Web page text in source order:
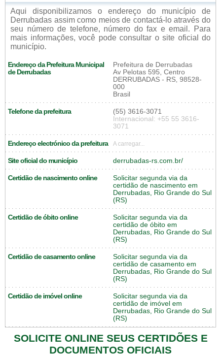
Aqui disponibilizamos o endereço do município de
Derrubadas assim como meios de contactá-lo através do
seu número de telefone, número do fax e email. Para
mais informações, você pode consultar o site oficial do
município.
Endereço da Prefeitura Municipal
de Derrubadas
Prefeitura de Derrubadas
Av Pelotas 595, Centro
DERRUBADAS - RS, 98528-
000
Brasil
Telefone da prefeitura
(55) 3616-3071
Internacional: +55 55 3616-
3071
Endereço electrónico da prefeitura A carregar...
Site oficial do município derrubadas-rs.com.br/
Certidão de nascimento online
Solicitar segunda via da
certidão de nascimento em
Derrubadas, Rio Grande do Sul
(RS)
Certidão de óbito online
Solicitar segunda via da
certidão de óbito em
Derrubadas, Rio Grande do Sul
(RS)
Certidão de casamento online
Solicitar segunda via da
certidão de casamento em
Derrubadas, Rio Grande do Sul
(RS)
Certidão de imóvel online
Solicitar segunda via da
certidão de imóvel em
Derrubadas, Rio Grande do Sul
(RS)
SOLICITE ONLINE SEUS CERTIDÕES E
DOCUMENTOS OFICIAIS